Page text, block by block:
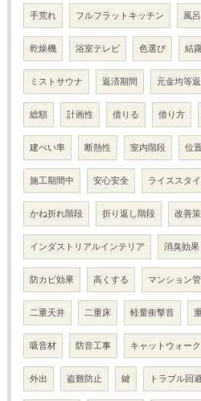
手荒れ フルフラットキッチン 風
乾燥機 浴室テレビ 色選び 結
ミストサウナ 返済期間 元金均等
総額 計画性 借りる 借り方
建ぺい率 断熱性 室内階段 位
施工期間中 安心安全 ライススタ
かね折れ階段 折り返し階段 改善策
インダストリアルインテリア 消臭効果
防カビ効果 高くする マンション
二重天井 二重床 軽量衝撃音
吸音材 防音工事 キャットウォーク
外出 盗難防止 鍵 トラブル回